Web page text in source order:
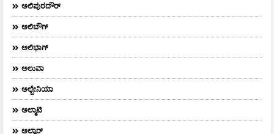
ಅಲಿಪುರದೌರ್‌
ಅಲಿಬೌಗ್
ಅಲಿಭಾಗ್
ಅಲುವಾ
ಅಲ್ಬೇನಿಯಾ
ಅಲ್ಮಾಟಿ
ಅಲ್ವಾರ್